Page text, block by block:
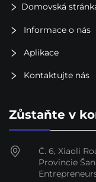
Domovská
Informace o nás
Aplikace
Kontaktujte nás
Zůstaňte v
Č. 6, Xiaoli
Provincie